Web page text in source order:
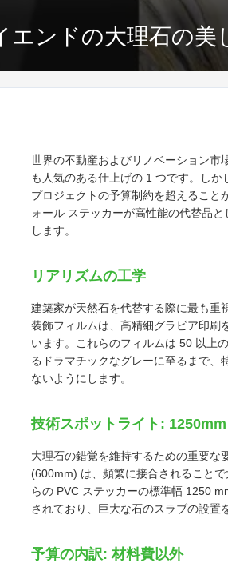
エンドの大理石の
世界の不動産およびリノベーション市
も人気のある仕上げの 1 つです。し
プロジェクトの予算制約を超えること
ォール ステッカーが高性能の代替品
します。
リアリズムの工学
建築家が天然石を代替する際に最も重
装飾フィルムは、高精細グラビア印刷
います。これらのフィルムは 50 以上
るドラマチックなグレーに至るまで、
ないようにします。
技術スポットライト:
大理石の錯覚を維持するための重要な
(600mm) は、頻繁に接合されること
らの PVC ステッカーの標準幅 1250
されており、巨大な石のスラブの設置
予算の内訳: 材料費以外